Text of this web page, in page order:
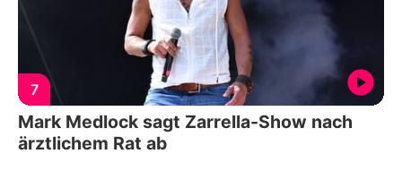
7
Mark Medlock sagt Zarrella-Show nach
ärztlichem Rat ab